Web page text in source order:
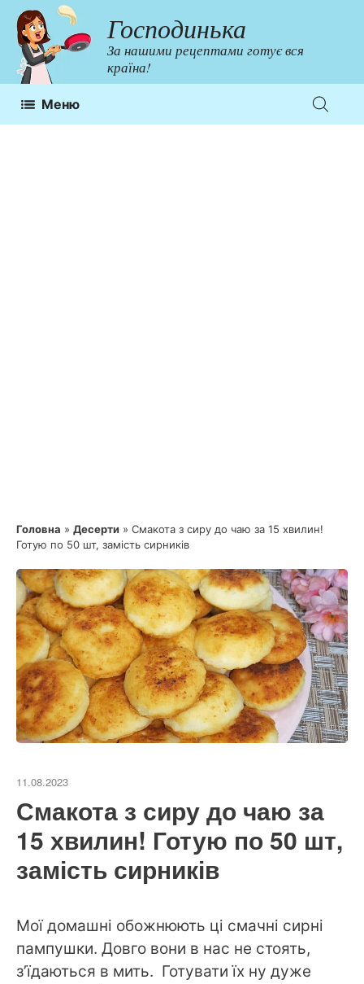
Перейти
до
контенту
Господинька
За нашими рецептами готує вся
країна!
Меню
Головна » Десерти » Смакота з сиру до чаю за 15 хвилин!
Готую по 50 шт, замість сирників
11.08.2023
Смакота з сиру до чаю за
15 хвилин! Готую по 50 шт,
замість сирників
Мої домашні обожнюють ці смачні сирні
пампушки. Довго вони в нас не стоять,
з’їдаються в мить. Готувати їх ну дуже